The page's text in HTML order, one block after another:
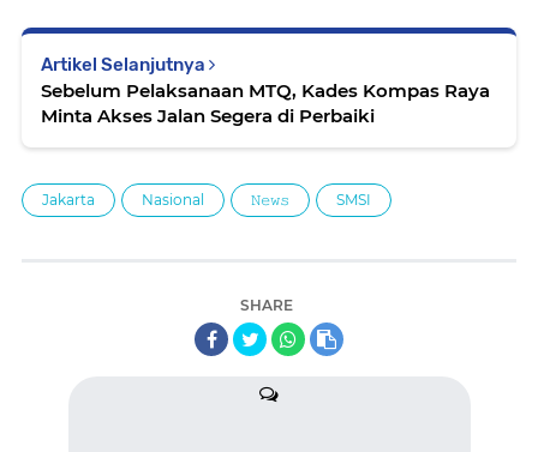
Artikel Selanjutnya
Sebelum Pelaksanaan MTQ, Kades Kompas Raya
Minta Akses Jalan Segera di Perbaiki
Jakarta Nasional 𝙽𝚎𝚠𝚜 SMSI
SHARE